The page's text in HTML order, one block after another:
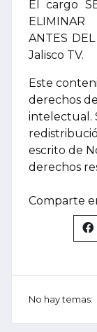
El cargo
ELIMINAR
ANTES
Jalisco TV.
Este
derechos
intelectual.
escrito de
derechos
Comparte
No hay temas: